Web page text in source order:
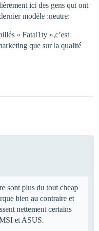
ici des gens qui ont
modèle :neutre:
« Fatal1ty »,c’est
que sur la qualité
sont plus du tout cheap
bien au contraire et
nettement certains
et ASUS.